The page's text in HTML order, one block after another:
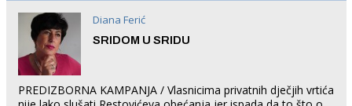
Diana Ferić
SRIDOM U SRIDU
PREDIZBORNA KAMPANJA / Vlasnicima privatnih dječjih vrtića